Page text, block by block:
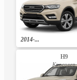
2014-...
H9
Кросовер